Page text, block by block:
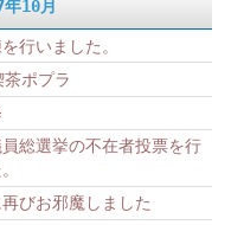
10月
行いました。
ポプラ
総選挙の不在者投票を行
びお邪魔しました